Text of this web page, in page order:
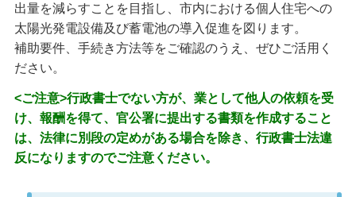
出量を減らすことを目指し、市内における個人住宅への
太陽光発電設備及び蓄電池の導入促進を図ります。
補助要件、手続き方法等をご確認のうえ、ぜひご活用く
ださい。
<ご注意>行政書士でない方が、業として他人の依頼を受
け、報酬を得て、官公署に提出する書類を作成すること
は、法律に別段の定めがある場合を除き、行政書士法違
反になりますのでご注意ください。